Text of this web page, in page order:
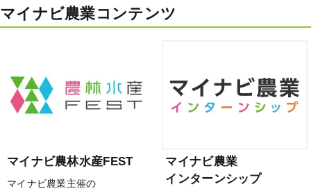
マイナビ農業コンテンツ
マイナビ農林水産FEST
マイナビ農業主催の
マイナビ農業
インターンシップ